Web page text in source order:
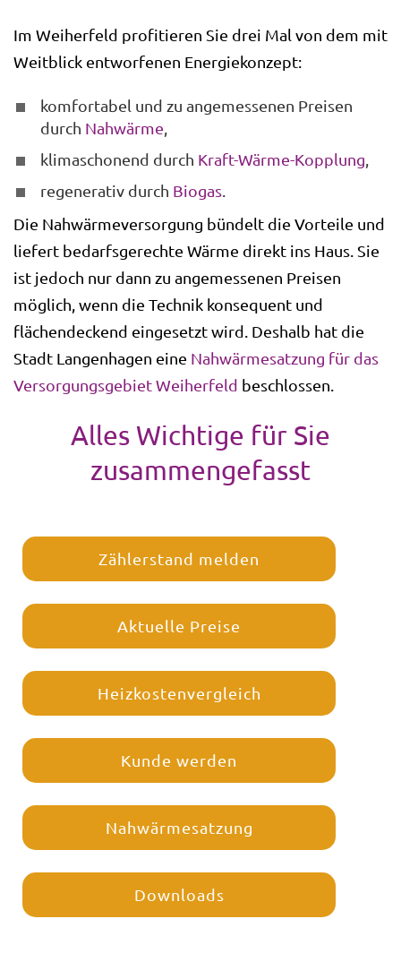
Im Weiherfeld profitieren Sie drei Mal von dem mit
Weitblick entworfenen Energiekonzept:
komfortabel und zu angemessenen Preisen
durch Nahwärme
klimaschonend durch Kraft-Wärme-Kopplung
regenerativ durch Biogas
Die Nahwärmeversorgung bündelt die Vorteile und
liefert bedarfsgerechte Wärme direkt ins Haus. Sie
ist jedoch nur dann zu angemessenen Preisen
möglich, wenn die Technik konsequent und
flächendeckend eingesetzt wird. Deshalb hat die
Stadt Langenhagen eine Nahwärmesatzung für das
Versorgungsgebiet Weiherfeld beschlossen.
Alles Wichtige für Sie
zusammengefasst
Zählerstand melden
Aktuelle Preise
Heizkostenvergleich
Kunde werden
Nahwärmesatzung
Downloads